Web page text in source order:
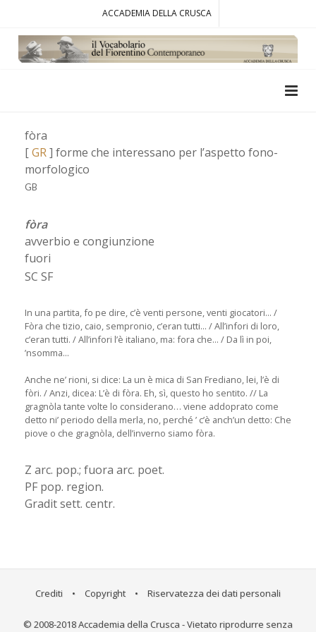
ACCADEMIA DELLA CRUSCA
fòra
[GR] forme che interessano per l’aspetto fono-
morfologico
GB
fòra
avverbio e congiunzione
fuori
SC SF
In una partita, fo pe dire, c’è venti persone, venti giocatori... /
Fòra che tizio, caio, sempronio, c’eran tutti... / All’infori di loro,
c’eran tutti. / All’infori l’è italiano, ma: fora che... / Da lì in poi,
’nsomma...
Anche ne’ rioni, si dice: La un è mica di San Frediano, lei, l’è di
fòri. / Anzi, dicea: L’è di fòra. Eh, sì, questo ho sentito. // La
gragnòla tante volte lo considerano… viene addoprato come
detto ni’ periodo della merla, no, perché ’ c’è anch’un detto: Che
piove o che gragnòla, dell’inverno siamo fòra.
Z arc. pop.; fuora arc. poet.
PF pop. region.
Gradit sett. centr.
Crediti • Copyright • Riservatezza dei dati personali
© 2008-2018 Accademia della Crusca - Vietato riprodurre senza